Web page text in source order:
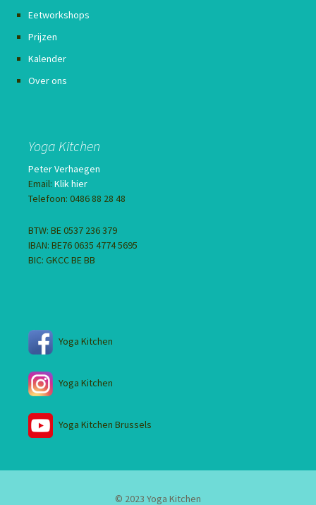
Eetworkshops
Prijzen
Kalender
Over ons
Yoga Kitchen
Peter Verhaegen
Email: Klik hier
Telefoon: 0486 88 28 48
BTW: BE 0537 236 379
IBAN: BE76 0635 4774 5695
BIC: GKCC BE BB
Yoga Kitchen
Yoga Kitchen
Yoga Kitchen Brussels
© 2023 Yoga Kitchen